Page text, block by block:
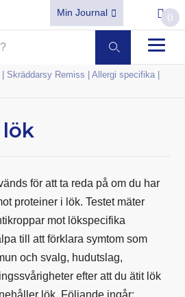
Min Journal 0
| Skräddarsy Remiss |Allergi specifika |
för att ta reda på om du har
proteiner i lök. Testet mäter
mot lökspecifika
till att förklara symtom som
och svalg, hudutslag,
efter att du ätit lök
lök. Följande ingår: